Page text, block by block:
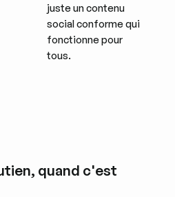
juste un contenu
social conforme qui
fonctionne pour
tous.
quand c'est